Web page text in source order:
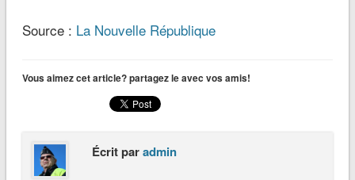
Source : La Nouvelle République
Vous aimez cet article? partagez le avec vos amis!
Écrit paradmin